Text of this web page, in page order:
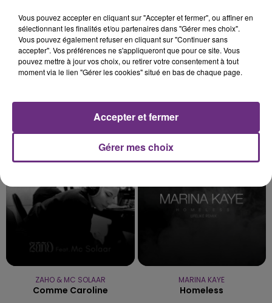
OLIVIA RODRIGO
ZAHO & MC SOLAAR
Comme Caroline
MARINA KAYE
Homeless
Vous pouvez accepter en cliquant sur "Accepter et fermer", ou affiner en
sélectionnant les finalités et/ou partenaires dans "Gérer mes choix".
Vous pouvez également refuser en cliquant sur "Continuer sans
accepter". Vos préférences ne s'appliqueront que pour ce site. Vous
pouvez mettre à jour vos choix, ou retirer votre consentement à tout
moment via le lien "Gérer les cookies" situé en bas de chaque page.
Gérer mes choix
Accepter et fermer